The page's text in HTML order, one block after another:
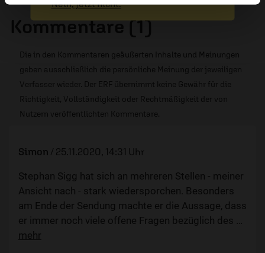
Kommentare (1)
Die in den Kommentaren geäußerten Inhalte und Meinungen
geben ausschließlich die persönliche Meinung der jeweiligen
Verfasser wieder. Der ERF übernimmt keine Gewähr für die
Richtigkeit, Vollständigkeit oder Rechtmäßigkeit der von
Nutzern veröffentlichten Kommentare.
Simon / 25.11.2020, 14:31 Uhr
Stephan Sigg hat sich an mehreren Stellen - meiner
Ansicht nach - stark wiedersporchen. Besonders
am Ende der Sendung machte er die Aussage, dass
er immer noch viele offene Fragen bezüglich des
…
mehr
Nein, jetzt nicht.